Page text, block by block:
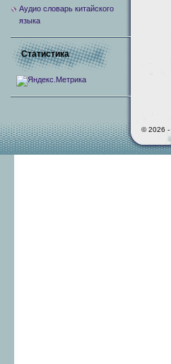
Аудио словарь китайского
языка
Статистика
© 2026 -